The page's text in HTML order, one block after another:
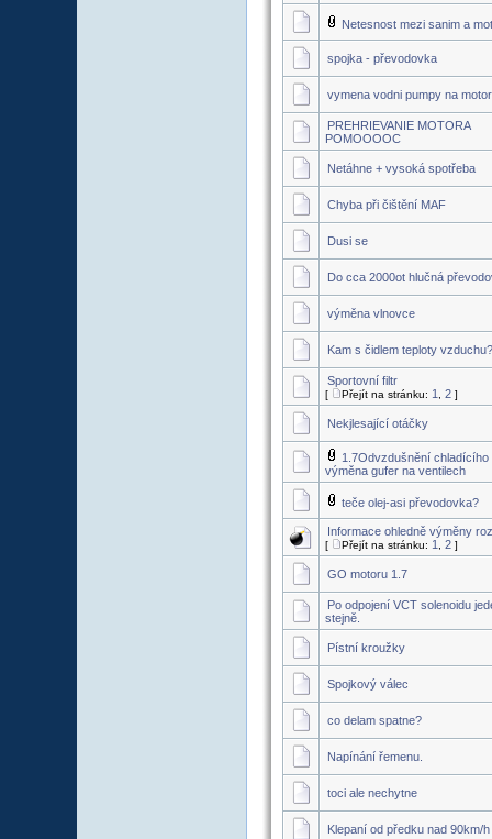
Netesnost mezi sanim a
spojka - převodovka
vymena vodni pumpy na
PREHRIEVANIE MOTORA
POMOOOOC
Netáhne + vysoká spotřeba
Chyba při čištění MAF
Dusi se
Do cca 2000ot hlučná
výměna vlnovce
Kam s čidlem teploty vzduchu?
Sportovní filtr
[ Přejít na stránku: 1 2 ]
Nekjlesající otáčky
1.7Odvzdušnění chladícího
výměna gufer na ventilech
teče olej-asi převodovka?
Informace ohledně výměny
[ Přejít na stránku: 1 2 ]
GO motoru 1.7
Po odpojení VCT solenoidu
stejně.
Pístní kroužky
Spojkový válec
co delam spatne?
Napínání řemenu.
toci ale nechytne
Klepaní od předku nad 90km/h